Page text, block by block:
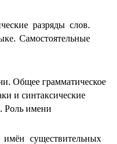
разряды слов.
Самостоятельные
Общее грамматическое
и синтаксические
Роль имени
имён существительных